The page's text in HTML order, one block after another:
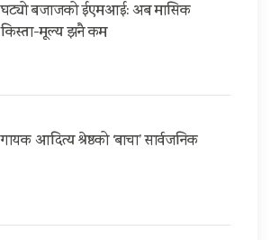
घट्यो बजाजको ईएमआई: अब मासिक
किस्ता-मूल्य झनै कम
गायक आदित्य श्रेष्ठको ‘बाचा’ सार्वजनिक